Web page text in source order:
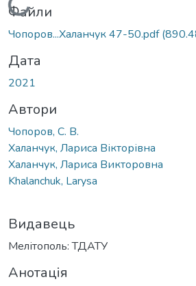
Вантажиться...
Файли
Чопоров...Халанчук 47-50.pdf
Дата
2021
Автори
Чопоров, С. В.
Халанчук, Лариса Вікторівна
Халанчук, Лариса Викторовна
Khalanchuk, Larysa
Видавець
Мелітополь: ТДАТУ
Анотація